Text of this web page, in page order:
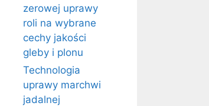
zerowej uprawy
roli na wybrane
cechy jakości
gleby i plonu
Technologia
uprawy marchwi
jadalnej